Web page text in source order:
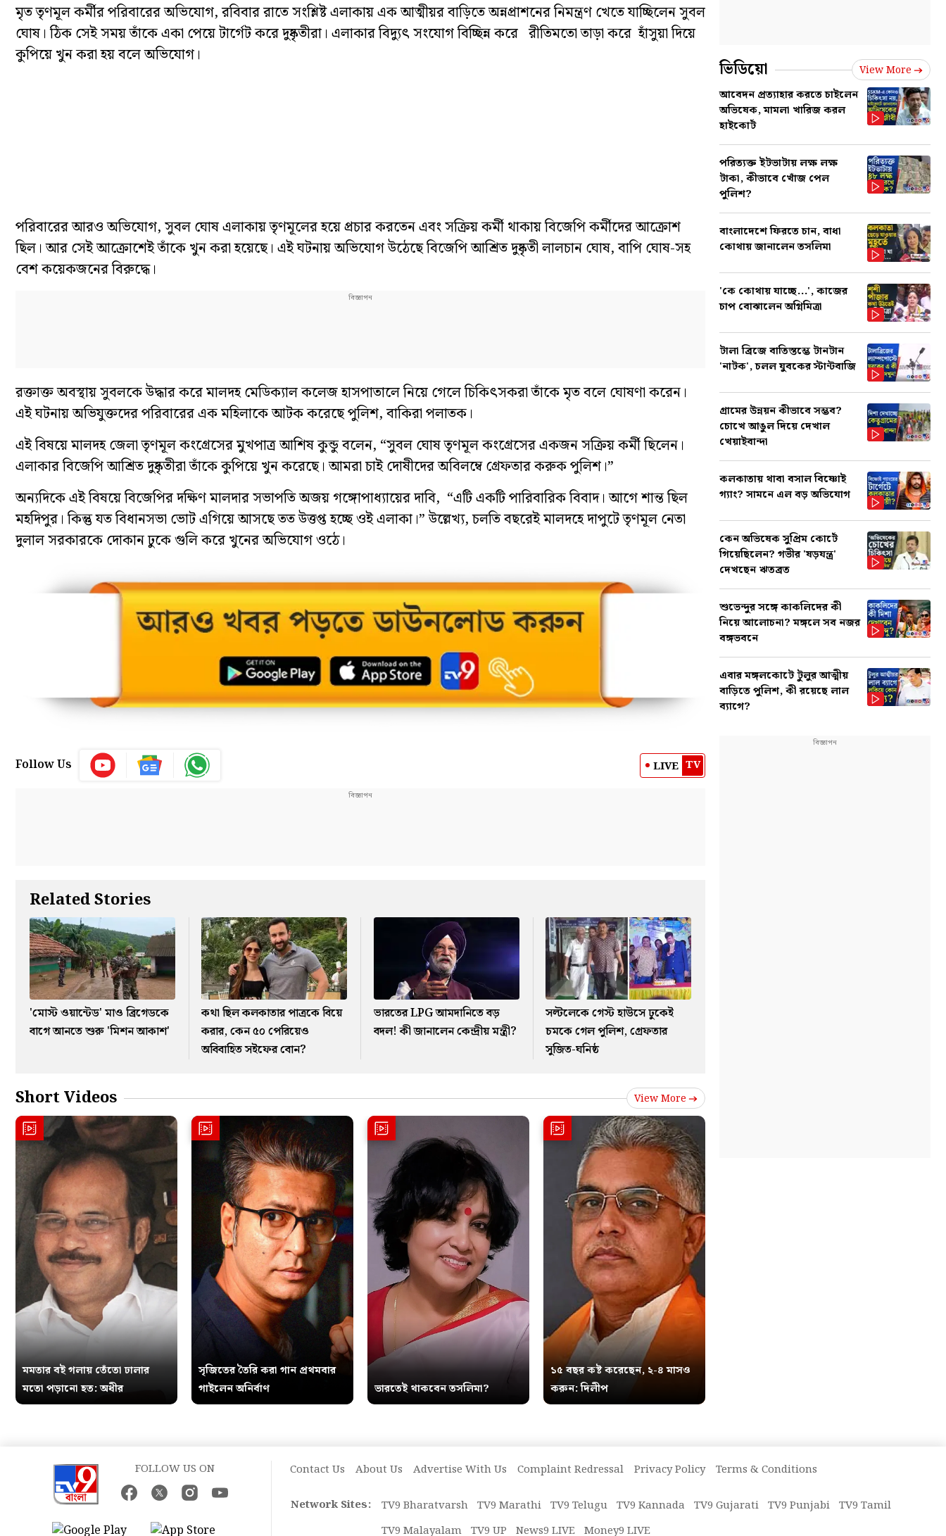
মৃত তৃণমূল কর্মীর পরিবারের অভিযোগ, রবিবার রাতে সংশ্লিষ্ট এলাকায় এক আত্মীয়র বাড়িতে অন্নপ্রাশনের নিমন্ত্রণ খেতে যাচ্ছিলেন সুবল
ঘোষ। ঠিক সেই সময় তাঁকে একা পেয়ে টার্গেট করে দুষ্কৃতীরা। এলাকার বিদ্যুৎ সংযোগ বিচ্ছিন্ন করে রীতিমতো তাড়া করে হাঁসুয়া দিয়ে
কুপিয়ে খুন করা হয় বলে অভিযোগ।
পরিবারের আরও অভিযোগ, সুবল ঘোষ এলাকায় তৃণমূলের হয়ে প্রচার করতেন এবং সক্রিয় কর্মী থাকায় বিজেপি কর্মীদের আক্রোশ
ছিল। আর সেই আক্রোশেই তাঁকে খুন করা হয়েছে। এই ঘটনায় অভিযোগ উঠেছে বিজেপি আশ্রিত দুষ্কৃতী লালচান ঘোষ, বাপি ঘোষ-সহ
বেশ কয়েকজনের বিরুদ্ধে।
রক্তাক্ত অবস্থায় সুবলকে উদ্ধার করে মালদহ মেডিক্যাল কলেজ হাসপাতালে নিয়ে গেলে চিকিৎসকরা তাঁকে মৃত বলে ঘোষণা করেন।
এই ঘটনায় অভিযুক্তদের পরিবারের এক মহিলাকে আটক করেছে পুলিশ, বাকিরা পলাতক।
এই বিষয়ে মালদহ জেলা তৃণমূল কংগ্রেসের মুখপাত্র আশিষ কুন্ডু বলেন, “সুবল ঘোষ তৃণমূল কংগ্রেসের একজন সক্রিয় কর্মী ছিলেন।
এলাকার বিজেপি আশ্রিত দুষ্কৃতীরা তাঁকে কুপিয়ে খুন করেছে। আমরা চাই দোষীদের অবিলম্বে গ্রেফতার করুক পুলিশ।”
অন্যদিকে এই বিষয়ে বিজেপির দক্ষিণ মালদার সভাপতি অজয় গঙ্গোপাধ্যায়ের দাবি, “এটি একটি পারিবারিক বিবাদ। আগে শান্ত ছিল
মহদিপুর। কিন্তু যত বিধানসভা ভোট এগিয়ে আসছে তত উত্তপ্ত হচ্ছে ওই এলাকা।” উল্লেখ্য, চলতি বছরেই মালদহে দাপুটে তৃণমূল নেতা
দুলাল সরকারকে দোকান ঢুকে গুলি করে খুনের অভিযোগ ওঠে।
Follow Us LIVE TV
Related Stories
'মোস্ট ওয়ান্টেড' মাও ব্রিগেডকে
বাগে আনতে শুরু 'মিশন আকাশ'
কথা ছিল কলকাতার পাত্রকে বিয়ে
করার, কেন ৫০ পেরিয়েও
অবিবাহিত সইফের বোন?
ভারতের LPG আমদানিতে বড়
বদল! কী জানালেন কেন্দ্রীয় মন্ত্রী?
সল্টলেকে গেস্ট হাউসে ঢুকেই
চমকে গেল পুলিশ, গ্রেফতার
সুজিত-ঘনিষ্ঠ
Short Videos View More
মমতার বই গলায় তেঁতো ঢালার
মতো পড়ানো হত: অধীর
সৃজিতের তৈরি করা গান প্রথমবার
গাইলেন অনির্বাণ
ভারতেই থাকবেন তসলিমা?
১৫ বছর কষ্ট করেছেন, ২-৪ মাসও
করুন: দিলীপ
ভিডিয়ো View More
আবেদন প্রত্যাহার করতে চাইলেন
অভিষেক, মামলা খারিজ করল
হাইকোর্ট
পরিত্যক্ত ইটভাটায় লক্ষ লক্ষ
টাকা, কীভাবে খোঁজ পেল
পুলিশ?
বাংলাদেশে ফিরতে চান, বাধা
কোথায় জানালেন তসলিমা
'কে কোথায় যাচ্ছে...', কাজের
চাপ বোঝালেন অগ্নিমিত্রা
টালা ব্রিজে বাতিস্তম্ভে টানটান
'নাটক', চলল যুবকের স্টান্টবাজি
গ্রামের উন্নয়ন কীভাবে সম্ভব?
চোখে আঙুল দিয়ে দেখাল
খেয়াইবান্দা
কলকাতায় থাবা বসাল বিষ্ণোই
গ্যাং? সামনে এল বড় অভিযোগ
কেন অভিষেক সুপ্রিম কোর্টে
গিয়েছিলেন? গভীর 'ষড়যন্ত্র'
দেখছেন ঋতব্রত
শুভেন্দুর সঙ্গে কাকলিদের কী
নিয়ে আলোচনা? মঙ্গলে সব নজর
বঙ্গভবনে
এবার মঙ্গলকোটে টুলুর আত্মীয়
বাড়িতে পুলিশ, কী রয়েছে লাল
ব্যাগে?
FOLLOW US ON Contact Us About Us Advertise With Us Complaint Redressal Privacy Policy Terms & Conditions
Network Sites: TV9 Bharatvarsh TV9 Marathi TV9 Telugu TV9 Kannada TV9 Gujarati TV9 Punjabi TV9 Tamil
TV9 Malayalam TV9 UP News9 LIVE Money9 LIVE